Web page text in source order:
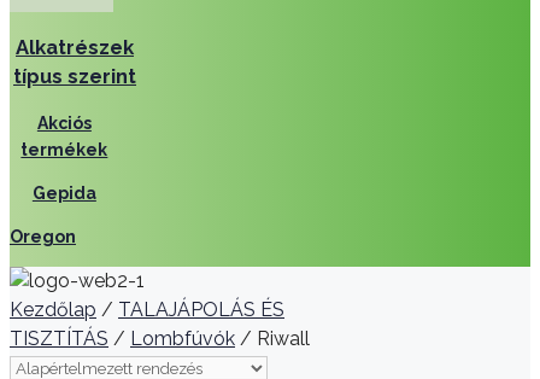
Alkatrészek
típus szerint
Akciós
termékek
Gepida
Oregon
Kezdőlap / TALAJÁPOLÁS ÉS
TISZTÍTÁS / Lombfúvók / Riwall